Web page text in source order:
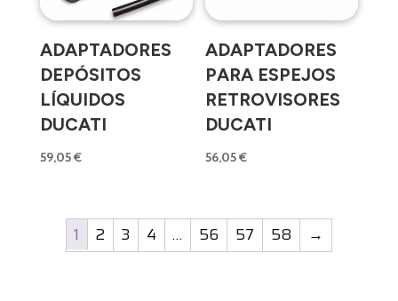
ADAPTADORES
DEPÓSITOS
LÍQUIDOS
DUCATI
59,05€
ADAPTADORES
PARA ESPEJOS
RETROVISORES
DUCATI
56,05€
1 2 3 4 … 56 57 58 →